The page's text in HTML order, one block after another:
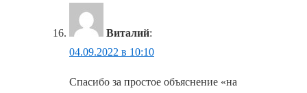
Виталий:
04.09.2022 в 10:10
Спасибо за простое объяснение «на